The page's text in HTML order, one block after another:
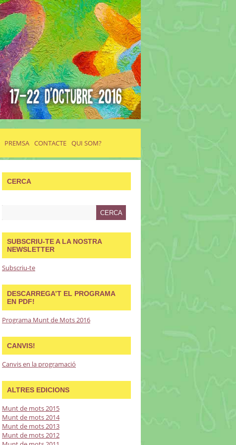
PREMSA CONTACTE QUI SOM?
CERCA
SUBSCRIU-TE A LA NOSTRA
NEWSLETTER
Subscriu-te
DESCARREGA’T EL PROGRAMA
EN PDF!
Programa Munt de Mots 2016
CANVIS!
Canvis en la programació
ALTRES EDICIONS
Munt de mots 2015
Munt de mots 2014
Munt de mots 2013
Munt de mots 2012